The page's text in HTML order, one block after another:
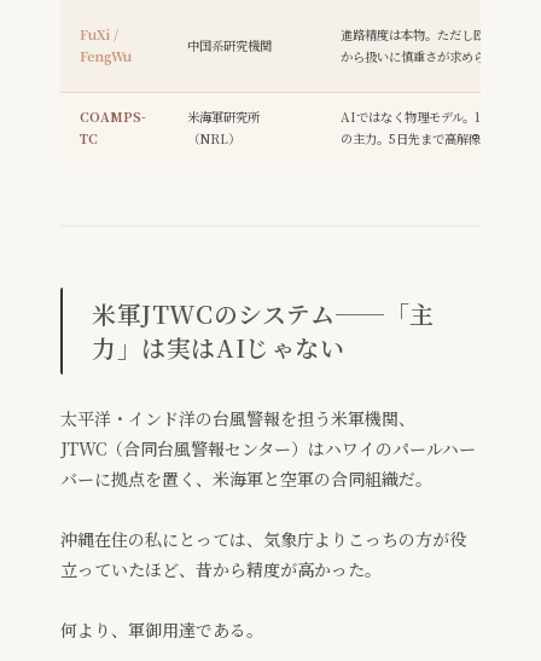
FuXi /
FengWu
中国系研究機関
進路精度は本物。ただし欧米軍では
から扱いに慎重さが求められる
COAMPS-
TC
米海軍研究所
（NRL）
AIではなく物理モデル。1997年か
の主力。5日先まで高解像度予測
米軍JTWCのシステム──「主
力」は実はAIじゃない
太平洋・インド洋の台風警報を担う米軍機関、
JTWC（合同台風警報センター）はハワイのパールハー
バーに拠点を置く、米海軍と空軍の合同組織だ。
沖縄在住の私にとっては、気象庁よりこっちの方が役
立っていたほど、昔から精度が高かった。
何より、軍御用達である。